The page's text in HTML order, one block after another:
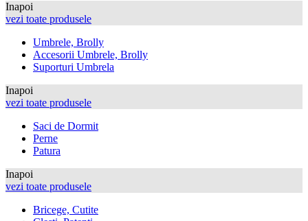
Inapoi
vezi toate produsele
Umbrele, Brolly
Accesorii Umbrele, Brolly
Suporturi Umbrela
Inapoi
vezi toate produsele
Saci de Dormit
Perne
Patura
Inapoi
vezi toate produsele
Bricege, Cutite